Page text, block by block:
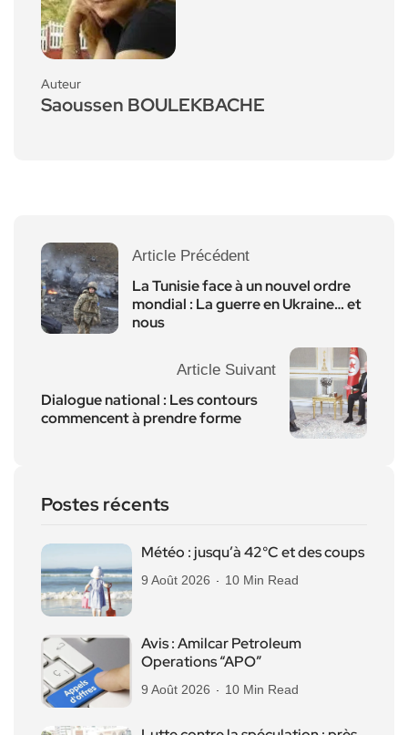
Auteur
Saoussen BOULEKBACHE
Article Précédent
La Tunisie face à un nouvel ordre
mondial : La guerre en Ukraine… et
nous
Article Suivant
Dialogue national : Les contours
commencent à prendre forme
Postes récents
Météo : jusqu’à 42°C et des coups
9 Août 2026 10 Min Read
Avis : Amilcar Petroleum
Operations “APO”
9 Août 2026 10 Min Read